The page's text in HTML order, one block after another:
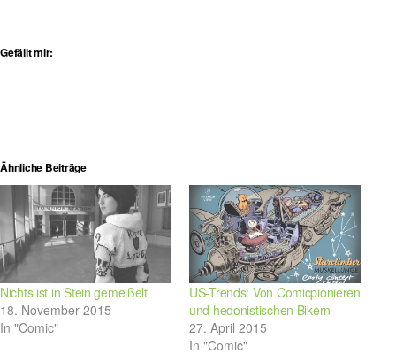
Gefällt mir:
Ähnliche Beiträge
Nichts ist in Stein gemeißelt
18. November 2015
In "Comic"
US-Trends: Von Comicpionieren
und hedonistischen Bikern
27. April 2015
In "Comic"